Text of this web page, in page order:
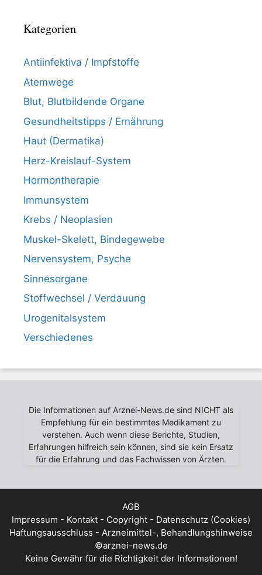
Kategorien
Antiinfektiva / Impfstoffe
Atemwege
Blut, Blutbildende Organe
Gesundheitstipps / Ernährung
Haut (Dermatika)
Herz-Kreislauf-System
Hormontherapie
Immunsystem
Krebs / Neoplasien
Muskel-Skelett, Bindegewebe
Nervensystem, Psyche
Sinnesorgane
Stoffwechsel / Verdauung
Urogenitalsystem
Verschiedenes
Die Informationen auf Arznei-News.de sind NICHT als
Empfehlung für ein bestimmtes Medikament zu
verstehen. Auch wenn diese Berichte, Studien,
Erfahrungen hilfreich sein können, sind sie kein Ersatz
für die Erfahrung und das Fachwissen von Ärzten.
AGB
Impressum - Kontakt - Copyright - Datenschutz (Cookies)
Haftungsausschluss - Arzneimittel-, Behandlungshinweise
©arznei-news.de
Keine Gewähr für die Richtigkeit der Informationen!